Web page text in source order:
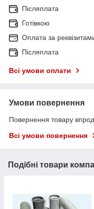
Післяплата
Готівкою
Оплата за
Післяплата
Всі умови оплати
Умови повернення
Повернення товару
Всі умови повернення
Подібні товари